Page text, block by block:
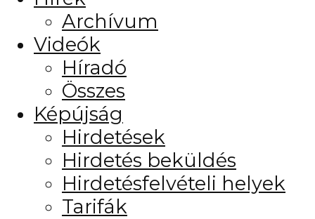
Archívum
Videók
Híradó
Összes
Képújság
Hirdetések
Hirdetés beküldés
Hirdetésfelvételi helyek
Tarifák